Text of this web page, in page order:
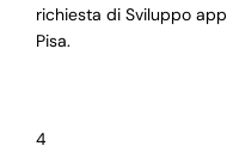
richiesta di Sviluppo
Pisa.
4